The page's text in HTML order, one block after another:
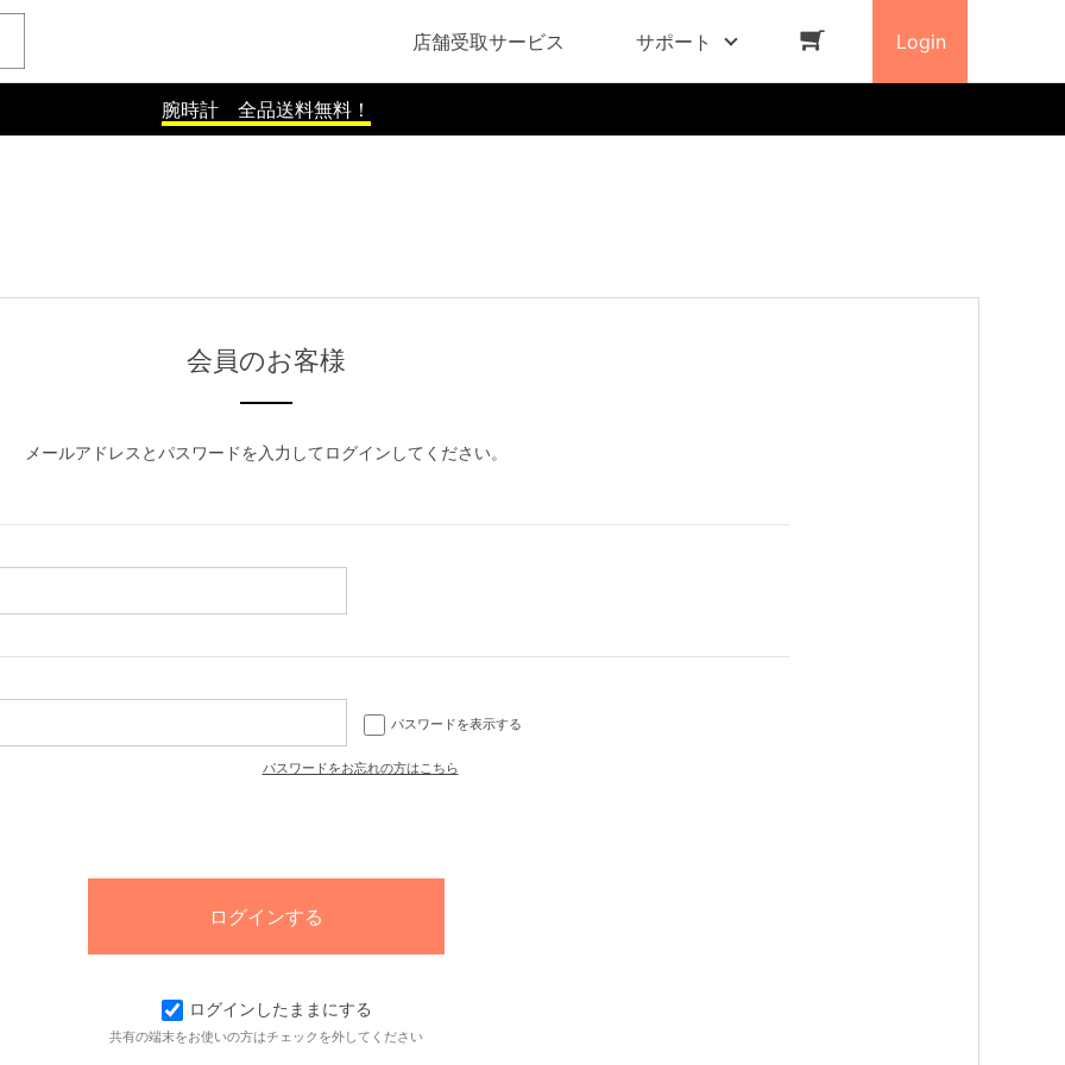
店舗受取サービス サポート Login
腕時計 全品送料無料！
会員のお客様
メールアドレスとパスワードを入力してログインしてください。
パスワードを表示する
パスワードをお忘れの方はこちら
ログインしたままにする
共有の端末をお使いの方はチェックを外してください